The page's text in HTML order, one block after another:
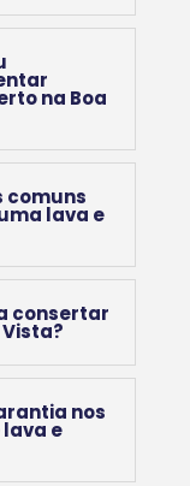
na Boa
comuns
lava e
consertar
nos
e